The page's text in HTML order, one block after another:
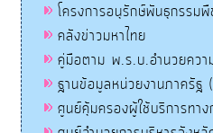
โครงการอนุรักษ์พันธุกรรม
คลังข่าวมหาไทย
คู่มือตาม พ.ร.บ.อำนวยควา
ฐานข้อมูลหน่วยงานภาครัฐ
ศูนย์คุ้มครองผู้ใช้บริการทาง